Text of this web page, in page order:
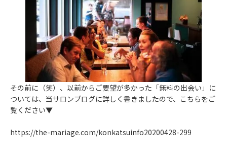
その前に（笑）、以前からご要望が多かった「無料の出会い」に
ついては、当サロンブログに詳しく書きましたので、こちらをご
覧ください▼
https://the-mariage.com/konkatsuinfo20200428-299